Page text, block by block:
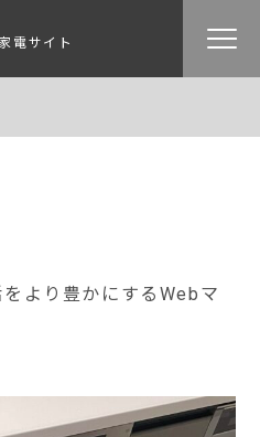
電サイト
より豊かにするWebマ